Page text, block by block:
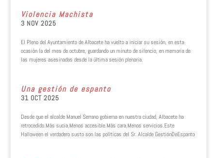
Violencia Machista
3 NOV 2025
El Pleno del Ayuntamiento de Albacete ha vuelto a iniciar su sesión, en esta
ocasión la del mes de octubre, guardando un minuto de silencio, en memoria de
las mujeres asesinadas desde la última sesión plenaria.
Una gestión de espanto
31 OCT 2025
Desde que el alcalde Manuel Serrano gobierna en nuestra ciudad, Albacete ha
retrocedido.Más sucia.Menos accesible.Más cara.Menos servicios.Este
Halloween el verdadero susto son las políticas del Sr. Alcalde GestiónDeEspanto